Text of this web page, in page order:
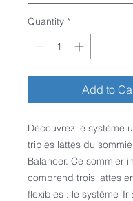
Quantity *
Add to
Découvrez le système
triples lattes du
Balancer. Ce sommier
comprend trois lattes
flexibles : le système